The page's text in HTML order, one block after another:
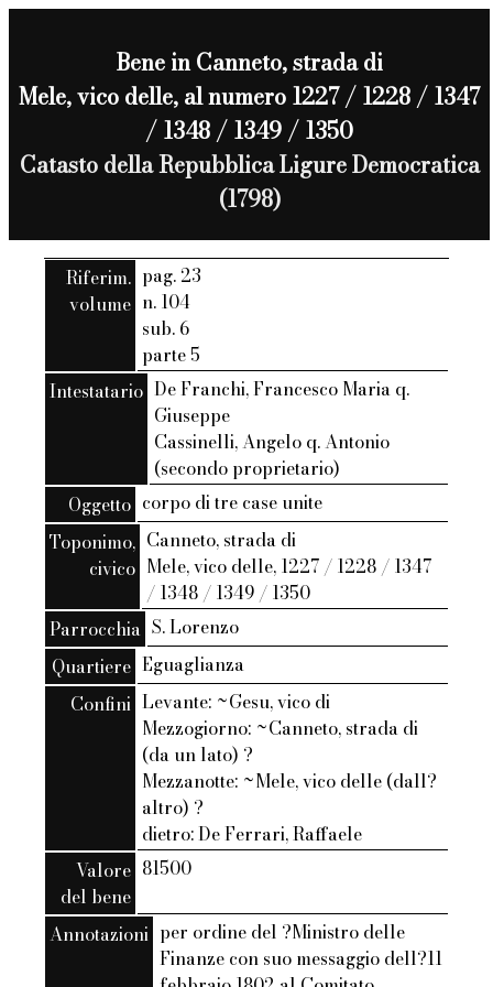
Bene in Canneto, strada di
Mele, vico delle, al numero 1227 / 1228 / 1347
/ 1348 / 1349 / 1350
Catasto della Repubblica Ligure Democratica
(1798)
Riferim.
volume
pag. 23
n. 104
sub. 6
parte 5
Intestatario De Franchi, Francesco Maria q.
Giuseppe
Cassinelli, Angelo q. Antonio
(secondo proprietario)
Oggetto corpo di tre case unite
Toponimo,
civico
Canneto, strada di
Mele, vico delle, 1227 / 1228 / 1347
/ 1348 / 1349 / 1350
Parrocchia S. Lorenzo
Quartiere Eguaglianza
Confini Levante: ~Gesu, vico di
Mezzogiorno: ~Canneto, strada di
(da un lato) ?
Mezzanotte: ~Mele, vico delle (dall?
altro) ?
dietro: De Ferrari, Raffaele
Valore
del bene
81500
Annotazioni per ordine del ?Ministro delle
Finanze con suo messaggio dell?11